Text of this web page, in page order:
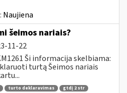
Naujiena
šeimos nariais?
11-22
Ši informacija skelbiama:
turtą Šeimos nariais
turto deklaravimas
gtdį 2 str